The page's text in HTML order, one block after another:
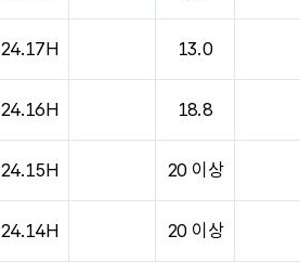
24.17H 13.0
24.16H 18.8
24.15H 20 이상
24.14H 20 이상